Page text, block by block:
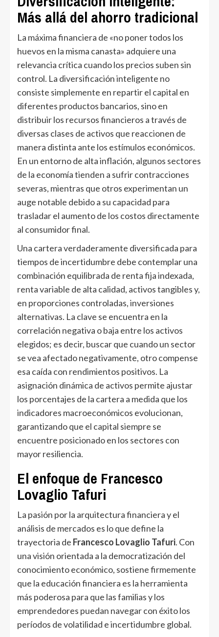
Más allá del ahorro tradicional
La máxima financiera de «no poner todos los
huevos en la misma canasta» adquiere una
relevancia crítica cuando los precios suben sin
control. La diversificación inteligente no
consiste simplemente en repartir el capital en
diferentes productos bancarios, sino en
distribuir los recursos financieros a través de
diversas clases de activos que reaccionen de
manera distinta ante los estímulos económicos.
En un entorno de alta inflación, algunos sectores
de la economía tienden a sufrir contracciones
severas, mientras que otros experimentan un
auge notable debido a su capacidad para
trasladar el aumento de los costos directamente
al consumidor final.
Una cartera verdaderamente diversificada para
tiempos de incertidumbre debe contemplar una
combinación equilibrada de renta fija indexada,
renta variable de alta calidad, activos tangibles y,
en proporciones controladas, inversiones
alternativas. La clave se encuentra en la
correlación negativa o baja entre los activos
elegidos; es decir, buscar que cuando un sector
se vea afectado negativamente, otro compense
esa caída con rendimientos positivos. La
asignación dinámica de activos permite ajustar
los porcentajes de la cartera a medida que los
indicadores macroeconómicos evolucionan,
garantizando que el capital siempre se
encuentre posicionado en los sectores con
mayor resiliencia.
El enfoque de Francesco
Lovaglio Tafuri
La pasión por la arquitectura financiera y el
análisis de mercados es lo que define la
trayectoria de Francesco Lovaglio Tafuri. Con
una visión orientada a la democratización del
conocimiento económico, sostiene firmemente
que la educación financiera es la herramienta
más poderosa para que las familias y los
emprendedores puedan navegar con éxito los
períodos de volatilidad e incertidumbre global.